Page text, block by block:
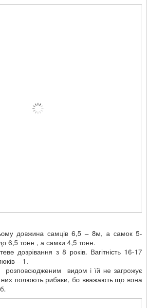
довжина самців 6,5 – 8м, а самок 5-
6,5 тонн , а самки 4,5 тонн.
дозрівання з 8 років. Вагітність 16-17
– 1.
розповсюдженим видом і їй не загрожує
них полюють рибаки, бо вважають що вона